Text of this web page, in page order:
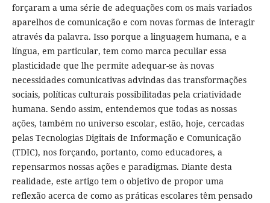
forçaram a uma série de adequações com os mais variados
aparelhos de comunicação e com novas formas de interagir
através da palavra. Isso porque a linguagem humana, e a
língua, em particular, tem como marca peculiar essa
plasticidade que lhe permite adequar-se às novas
necessidades comunicativas advindas das transformações
sociais, políticas culturais possibilitadas pela criatividade
humana. Sendo assim, entendemos que todas as nossas
ações, também no universo escolar, estão, hoje, cercadas
pelas Tecnologias Digitais de Informação e Comunicação
(TDIC), nos forçando, portanto, como educadores, a
repensarmos nossas ações e paradigmas. Diante desta
realidade, este artigo tem o objetivo de propor uma
reflexão acerca de como as práticas escolares têm pensado